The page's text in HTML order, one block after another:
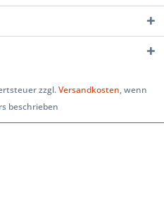
zzgl.Versandkosten, wenn
beschrieben